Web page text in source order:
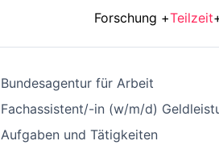
Forschung +Teilzeit
Bundesagentur für Arbeit
Fachassistent/-in (w/m/d)
Aufgaben und Tätigkeiten